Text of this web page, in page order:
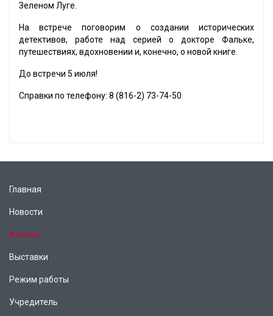
Зеленом Луге.
На встрече поговорим о создании исторических
детективов, работе над серией о докторе Фальке,
путешествиях, вдохновении и, конечно, о новой книге.
До встречи 5 июля!
Справки по телефону: 8 (816-2) 73-74-50
Главная
Новости
Анонсы
Выставки
Режим работы
Учредитель